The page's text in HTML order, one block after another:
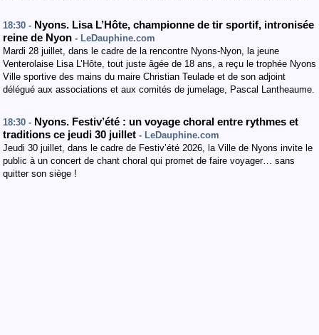
18:30 - Nyons. Lisa L’Hôte, championne de tir sportif, intronisée
reine de Nyon - LeDauphine.com
Mardi 28 juillet, dans le cadre de la rencontre Nyons-Nyon, la jeune
Venterolaise Lisa L’Hôte, tout juste âgée de 18 ans, a reçu le trophée Nyons
Ville sportive des mains du maire Christian Teulade et de son adjoint
délégué aux associations et aux comités de jumelage, Pascal Lantheaume.
18:30 - Nyons. Festiv’été : un voyage choral entre rythmes et
traditions ce jeudi 30 juillet - LeDauphine.com
Jeudi 30 juillet, dans le cadre de Festiv’été 2026, la Ville de Nyons invite le
public à un concert de chant choral qui promet de faire voyager… sans
quitter son siège !